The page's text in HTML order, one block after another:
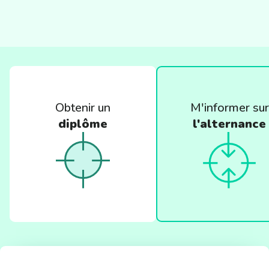
Obtenir un
diplôme
M'informer sur
l'alternance